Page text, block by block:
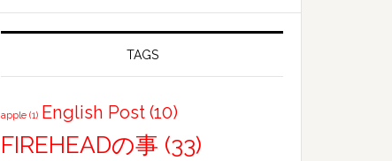
ト
理
容
師
か
ら
学
ぶ
TAGS
apple (1) English Post (10)
FIREHEADの事 (33)